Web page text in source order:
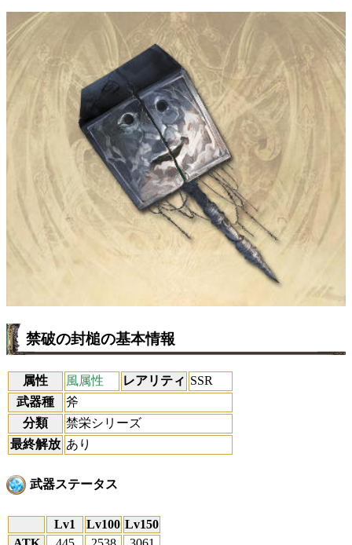
禁破の封槌の基本情報
属性 風属性 レアリティ SSR
武器種
斧
分類
禁栄シリーズ
最終解放 あり
武器ステータス
Lv1 Lv100 Lv150